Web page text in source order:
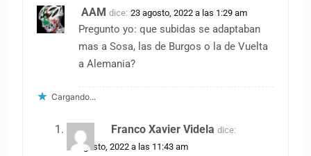
AAM dice: 23 agosto, 2022 a las 1:29 am
Pregunto yo: que subidas se adaptaban
mas a Sosa, las de Burgos o la de Vuelta
a Alemania?
Cargando...
Franco Xavier Videla dice:
23 agosto, 2022 a las 11:43 am